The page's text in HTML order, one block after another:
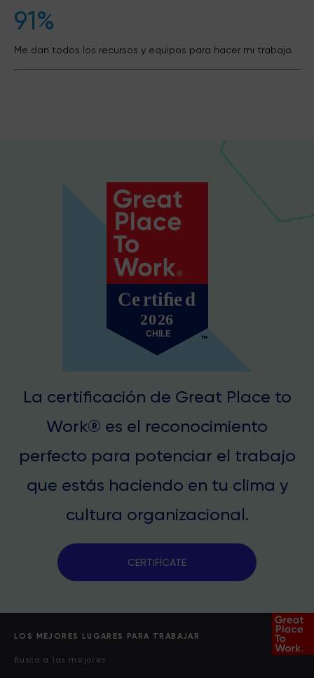
91%
Me dan todos los recursos y equipos para hacer mi trabajo.
La certificación de Great Place to
Work® es el reconocimiento
perfecto para potenciar el trabajo
que estás haciendo en tu clima y
cultura organizacional.
CERTIFÍCATE
LOS MEJORES LUGARES PARA TRABAJAR
Busca a las mejores